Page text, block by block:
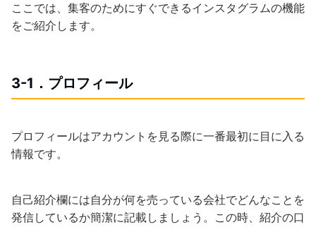
ここでは、集客のためにすぐできるインスタグラムの機能
をご紹介します。
3-1．プロフィール
プロフィールはアカウントを見る際に一番最初に目に入る
情報です。
自己紹介欄には自分が何を売っている会社でどんなことを
発信しているか簡潔に記載しましょう。この時、紹介の口